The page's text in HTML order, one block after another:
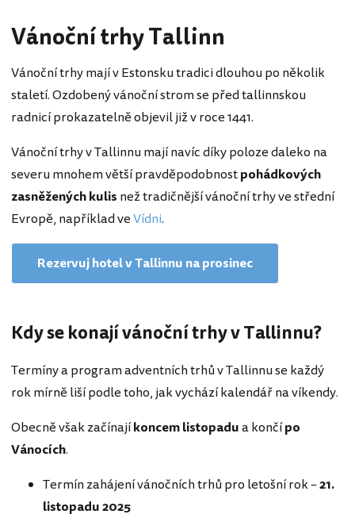
Vánoční trhy Tallinn
Vánoční trhy mají v Estonsku tradici dlouhou po několik
staletí. Ozdobený vánoční strom se před tallinnskou
radnicí prokazatelně objevil již v roce 1441.
Vánoční trhy v Tallinnu mají navíc díky poloze daleko na
severu mnohem větší pravděpodobnostpohádkových
zasněžených kulis než tradičnější vánoční trhy ve střední
Evropě, například veVídni.
Rezervuj hotel v Tallinnu na prosinec
Kdy se konají vánoční trhy v Tallinnu?
Termíny a program adventních trhů v Tallinnu se každý
rok mírně liší podle toho, jak vychází kalendář na víkendy.
Obecně však začínajíkoncem listopadua končípo
Vánocích.
Termín zahájení vánočních trhů pro letošní rok –21.
listopadu 2025